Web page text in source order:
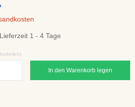
1 - 4 Tage
In den Warenkorb legen